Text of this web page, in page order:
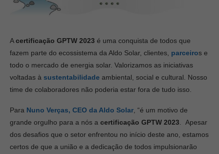
Acertificação GPTW 2023 é uma conquista de todos que
fazem parte do ecossistema da Aldo Solar, clientes, parceiros e
todo o mercado de energia solar. Valorizamos as iniciativas
voltadas à sustentabilidade ambiental, social e cultural. Nosso
time de colaboradores não poderia estar fora de tudo isso.
Para Nuno Verças, CEO da Aldo Solar, “é um motivo de
grande orgulho para a nós a certificação GPTW 2023. Apesar
dos desafios que o setor enfrentou no início deste ano, estamos
certos de que a união e a dedicação de todos impulsionarão